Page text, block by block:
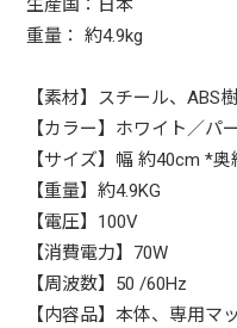
生産国：日本
重量： 約4.9kg
【素材】スチール、ABS
【カラー】ホワイト／パ
【サイズ】幅 約40cm *
【重量】約4.9KG
【電圧】100V
【消費電力】70W
【周波数】50 /60Hz
【内容品】本体、専用マ